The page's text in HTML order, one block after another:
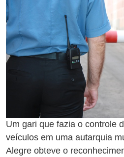
Um gari que fazia o controle
veículos em uma autarquia
Alegre obteve o